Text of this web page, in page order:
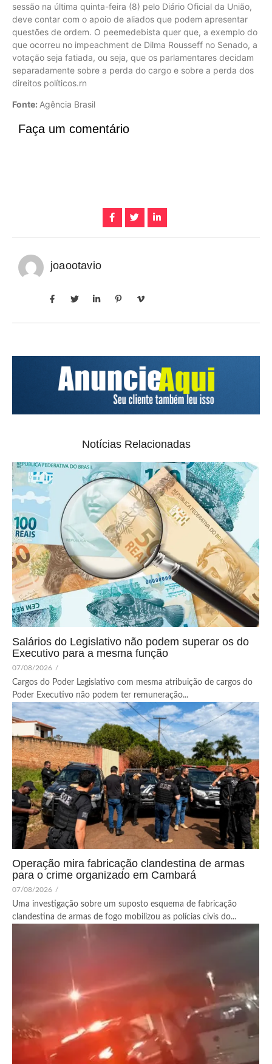
sessão na última quinta-feira (8) pelo Diário Oficial da União,
deve contar com o apoio de aliados que podem apresentar
questões de ordem. O peemedebista quer que, a exemplo do
que ocorreu no impeachment de Dilma Rousseff no Senado, a
votação seja fatiada, ou seja, que os parlamentares decidam
separadamente sobre a perda do cargo e sobre a perda dos
direitos políticos.rn
Fonte: Agência Brasil
Faça um comentário
joaootavio
Notícias Relacionadas
Salários do Legislativo não podem superar os do
Executivo para a mesma função
07/08/2026 /
Cargos do Poder Legislativo com mesma atribuição de cargos do
Poder Executivo não podem ter remuneração...
Operação mira fabricação clandestina de armas
para o crime organizado em Cambará
07/08/2026 /
Uma investigação sobre um suposto esquema de fabricação
clandestina de armas de fogo mobilizou as polícias civis do...